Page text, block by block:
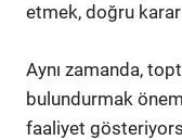
etmek, doğru karar
Aynı zamanda,
bulundurmak
faaliyet